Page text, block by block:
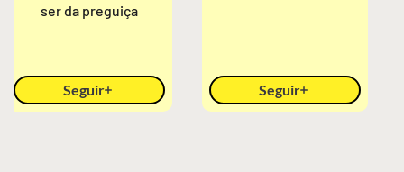
ser da preguiça
Seguir Seguir